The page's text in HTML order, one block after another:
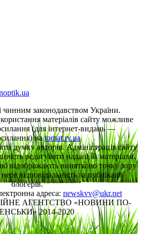
чинним законодавством України.
матеріалів сайту можливе
(для інтернет-видань —
наtomat.rv.ua
думку авторів. Адміністрація сайту
редагувати надані їй матеріали.
відображають винятково точку зору
відповідальність за публікації
блогерів.
адреса: newskvv@ukr.net
АГЕНТСТВО «НОВИНИ ПО-
2014-2020